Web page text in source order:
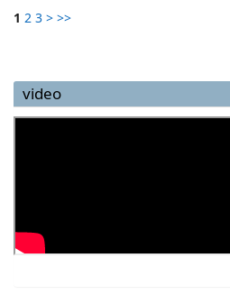
1 2 3 > >>
video